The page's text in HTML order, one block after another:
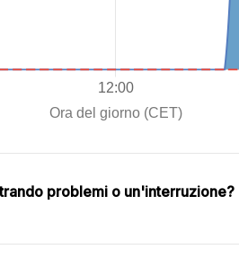
problemi o un'interruzione?